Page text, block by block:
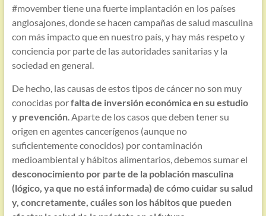
#movember tiene una fuerte implantación en los países
anglosajones, donde se hacen campañas de salud masculina
con más impacto que en nuestro país, y hay más respeto y
conciencia por parte de las autoridades sanitarias y la
sociedad en general.
De hecho, las causas de estos tipos de cáncer no son muy
conocidas porfalta de inversión económica en su estudio
y prevención. Aparte de los casos que deben tener su
origen en agentes cancerígenos (aunque no
suficientemente conocidos) por contaminación
medioambiental y hábitos alimentarios, debemos sumar el
desconocimiento por parte de la población masculina
(lógico, ya que no está informada) de cómo cuidar su salud
y, concretamente, cuáles son los hábitos que pueden